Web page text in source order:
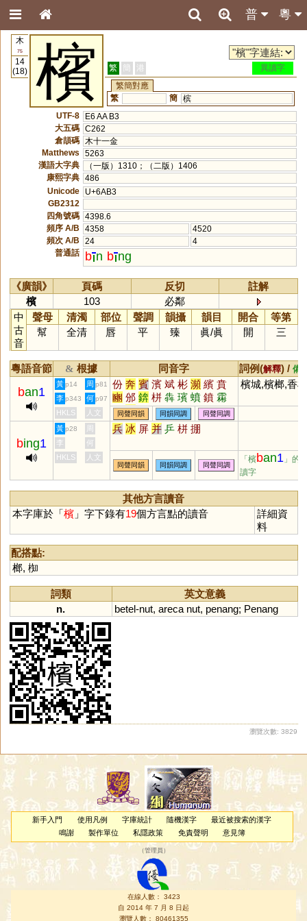
粵
普
木
75
14
(18)
檳 繁 簡 港
異讀字
繁簡對應
繁
簡 槟
UTF-8
E6 AA B3
大五碼 C262
倉頡碼
木十一金
Matthews
5263
漢語大字典
（一版）1310；（二版）1406
康熙字典 486
Unicode
U+6AB3
GB2312
四角號碼 4398.6
頻序 A/B
4358
4520
頻次 A/B
24
4
普通話
b n b ng
《廣韻》 頁碼 反切
註解
檳
103
必鄰
中
古
音
聲母 清濁 部位 聲調 韻攝 韻目 開合
等第
幫
全清 唇 平 臻 眞/眞 開 三
粵語音節 & 根據 同音字 詞例(解釋) / 備
ban1
黃 p14 周 p81 份 奔 賓 濱 斌 彬 瀕 繽 賁
豳 邠 錛 栟 犇 璸 蟦 鐼 霦
虨 豩 礗 椕 驞 渀 泍 儐 鑌
蠙 玢 攽 汃
檳城,檳榔,香檳
李 p343 何 p97
HKLS 人文 同聲同韻 同韻同調 同聲同調
bing1
黃 p28 周 兵 冰 屏 并 乒 栟 掤
李
何
HKLS
人文
同聲同韻 同韻同調 同聲同調
「檳ban1 」的
讀字
其他方言讀音
本字庫於「檳」字下錄有19個方言點的讀音
詳細資
料
配搭點:
榔, 椥
詞類
英文意義
n.
betel-nut, areca nut, penang; Penang
瀏覽次數: 3829
新手入門 使用凡例 字庫統計 隨機漢字
最近被搜索的漢字
鳴謝
製作單位 私隱政策 免責聲明 意見簿
（管理員 ）
在線人數： 3423
自 2014 年 7 月 8 日起
瀏覽人數： 80461355